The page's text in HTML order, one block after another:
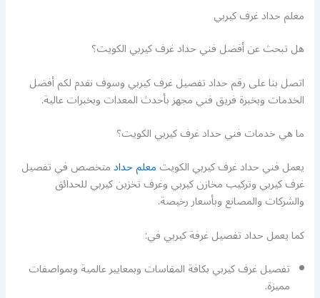
معلم حداد غرف كيربي
هل تبحث عن أفضل فني حداد غرف كيربي الكويت؟
اتصل بنا على رقم حداد تفصيل غرف كيربي وسوف نقدم لكم أفضل
الخدمات وبخبرة فريق فني مجهز بأحدث المعدات وبخبرات عالية.
ما هي خدمات فني حداد غرف كيربي الكويت؟
يعمل فني حداد غرف كيربي الكويتمعلم حدادمتخصص في تفصيل
غرف كيربي وتركيب مخازن كيربي وغرف تخزين كيربي للحدائق
والشركات والمصانع وبأسعار رخيصة.
كما يعمل حداد تفصيل غرفة كيربي في:
تفصيل غرف كيربي بكافة المقاسات وبمعايير عالمية وبمواصفات
مميزة.